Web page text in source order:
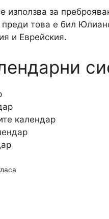
използва за
преди това е бил
и Еврейския.
календар